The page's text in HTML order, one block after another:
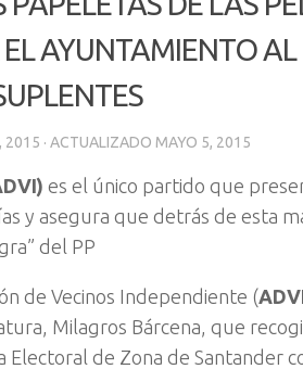
AYUNTAMIENTO AL
2015 · ACTUALIZADO MAYO 5, 2015
es el único partido que
y asegura que detrás de esta
del PP
de Vecinos Independiente (
Milagros Bárcena, que
Electoral de Zona de Santander